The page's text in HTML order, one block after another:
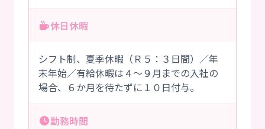
休日休暇
シフト制、夏季休暇（Ｒ５：３日間）／年
末年始／有給休暇は４～９月までの入社の
場合、６か月を待たずに１０日付与。
勤務時間